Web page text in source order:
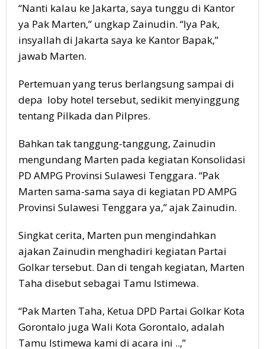
“Nanti kalau ke Jakarta, saya tunggu di Kantor
ya Pak Marten,” ungkap Zainudin. “Iya Pak,
insyallah di Jakarta saya ke Kantor Bapak,”
jawab Marten.
Pertemuan yang terus berlangsung sampai di
depa loby hotel tersebut, sedikit menyinggung
tentang Pilkada dan Pilpres.
Bahkan tak tanggung-tanggung, Zainudin
mengundang Marten pada kegiatan Konsolidasi
PD AMPG Provinsi Sulawesi Tenggara. “Pak
Marten sama-sama saya di kegiatan PD AMPG
Provinsi Sulawesi Tenggara ya,” ajak Zainudin.
Singkat cerita, Marten pun mengindahkan
ajakan Zainudin menghadiri kegiatan Partai
Golkar tersebut. Dan di tengah kegiatan, Marten
Taha disebut sebagai Tamu Istimewa.
“Pak Marten Taha, Ketua DPD Partai Golkar Kota
Gorontalo juga Wali Kota Gorontalo, adalah
Tamu Istimewa kami di acara ini ..,”